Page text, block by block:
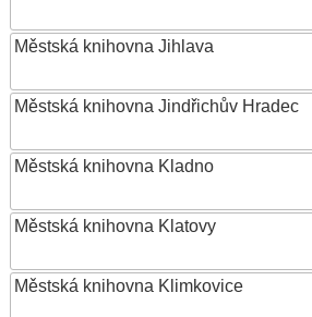
Městská knihovna Jihlava
Městská knihovna Jindřichův Hradec
Městská knihovna Kladno
Městská knihovna Klatovy
Městská knihovna Klimkovice